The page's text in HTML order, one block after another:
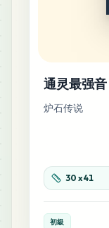
通灵最强音
炉石传说
30 x41
初級